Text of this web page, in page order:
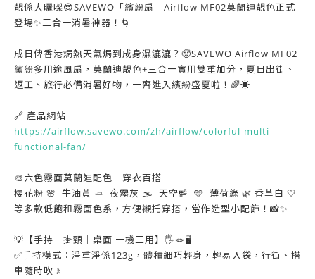
靚係大曬㗎😎SAVEWO「繽紛扇」Airflow MF02莫蘭迪靚色正式
登場✨三合一消暑神器！🌀
成日俾香港焗熱天氣焗到成身濕漉漉？🥵SAVEWO Airflow MF02
繽紛多用途風扇，莫蘭迪靚色+三合一實用雙重加分，夏日出街、
返工、旅行必備消暑好物，一齊進入繽紛盛夏啦！🌈☀️
🔗 產品網站
https://airflow.savewo.com/zh/airflow/colorful-multi-
functional-fan/
🎨六色霧面莫蘭迪配色｜穿衣百搭
櫻花粉 🌸 牛油黃 🧈 夜霧灰 🌫️ 天空藍 🩵 薄荷綠 🌿 香草白 🤍
等多款低飽和霧面色系，方便襯托穿搭，當作造型小配飾！📸✨
💡【手持｜掛頸｜桌面 一機三用】🖐️🪢🖥️
✅手持模式：淨重淨係123g，體積細巧輕身，輕易入袋，行街、搭
車隨時吹🚶‍